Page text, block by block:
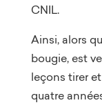
CNIL.
Ainsi, alors
bougie, est
leçons tirer
quatre